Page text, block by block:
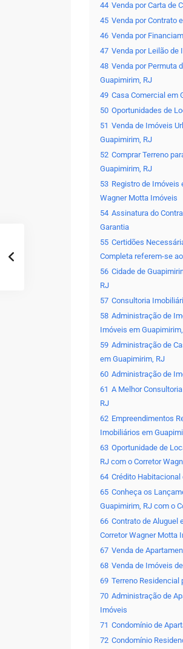
44 Venda por Carta de
45 Venda por Contrato
46 Venda por
47 Venda por Leilão de
48 Venda por Permuta
Guapimirim, RJ
49 Casa Comercial em
50 Oportunidades de
51 Venda de Imóveis
Guapimirim, RJ
52 Comprar Terreno
Guapimirim, RJ
53 Registro de Imóveis
Wagner Motta Imóveis
54 Assinatura do
Garantia
55 Certidões
Completa referem-se
56 Cidade de
RJ
57 Consultoria
58 Administração de
Imóveis em
59 Administração de
em Guapimirim, RJ
60 Administração de
61 A Melhor
RJ
62 Empreendimentos
Imobiliários em
63 Oportunidade de
RJ com o Corretor
64 Crédito Habitacional
65 Conheça os
Guapimirim, RJ com o
66 Contrato de Aluguel
Corretor Wagner Motta
67 Venda de
68 Venda de Imóveis
69 Terreno Residencial
70 Administração de
Imóveis
71 Condomínio de
72 Condomínio